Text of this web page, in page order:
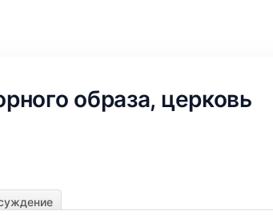
образа, церковь